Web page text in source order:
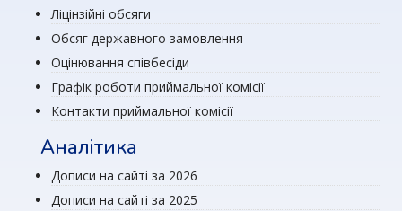
Ліцінзійні обсяги
Обсяг державного замовлення
Оцінювання співбесіди
Графік роботи приймальної комісії
Контакти приймальної комісії
Аналітика
Дописи на сайті за 2026
Дописи на сайті за 2025